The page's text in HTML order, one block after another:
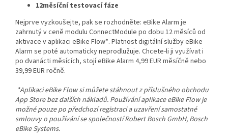
12měsíční testovací fáze
Nejprve vyzkoušejte, pak se rozhodněte: eBike Alarm je
zahrnutý v ceně modulu ConnectModule po dobu 12 měsíců od
aktivace v aplikaci eBike Flow*. Platnost digitální služby eBike
Alarm se poté automaticky neprodlužuje. Chcete-li ji využívat i
po dvanácti měsících, stojí eBike Alarm 4,99 EUR měsíčně nebo
39,99 EUR ročně.
*Aplikaci eBike Flow si můžete stáhnout z příslušného obchodu
App Store bez dalších nákladů. Používání aplikace eBike Flow je
možné pouze po předchozí registraci a uzavření samostatné
smlouvy o používání se společností Robert Bosch GmbH, Bosch
eBike Systems.